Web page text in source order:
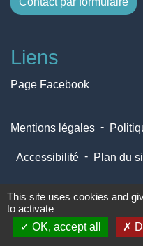
Liens
Page Facebook
Mentions légales -
Accessibilité - Plan du
Site créé en
This site uses cookies and
to activate
OK, accept all